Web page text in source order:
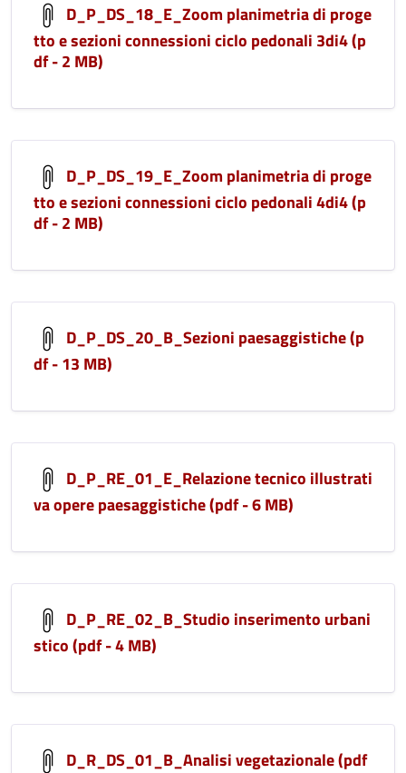
D_P_DS_18_E_Zoom planimetria di proge
tto e sezioni connessioni ciclo pedonali 3di4 (p
df - 2 MB)
D_P_DS_19_E_Zoom planimetria di proge
tto e sezioni connessioni ciclo pedonali 4di4 (p
df - 2 MB)
D_P_DS_20_B_Sezioni paesaggistiche (p
df - 13 MB)
D_P_RE_01_E_Relazione tecnico illustrati
va opere paesaggistiche (pdf - 6 MB)
D_P_RE_02_B_Studio inserimento urbani
stico (pdf - 4 MB)
D_R_DS_01_B_Analisi vegetazionale (pdf